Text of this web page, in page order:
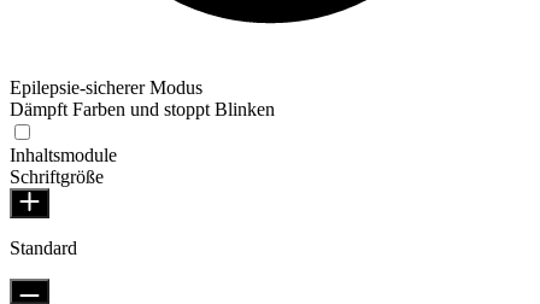
Epilepsie-sicherer Modus
Dämpft Farben und stoppt Blinken
Inhaltsmodule
Schriftgröße
Standard